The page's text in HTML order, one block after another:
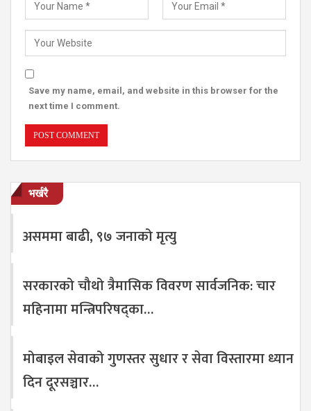
Save my name, email, and website in this browser for the
next time I comment.
भर्खरै
असममा बाढी, ९७ जनाको मृत्यु
सरकारको चौथो त्रैमासिक विवरण सार्वजनिक: चार
महिनामा मन्त्रिपरिषद्का…
मोबाइल सेवाको गुणस्तर सुधार र सेवा विस्तारमा ध्यान
दिन दूरसञ्चार…